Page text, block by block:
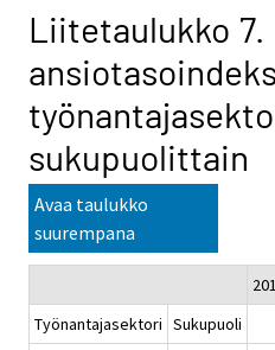
Liitetaulukko 7.
sukupuolittain
Avaa taulukko
suurempana
Työnantajasektori Sukupuoli